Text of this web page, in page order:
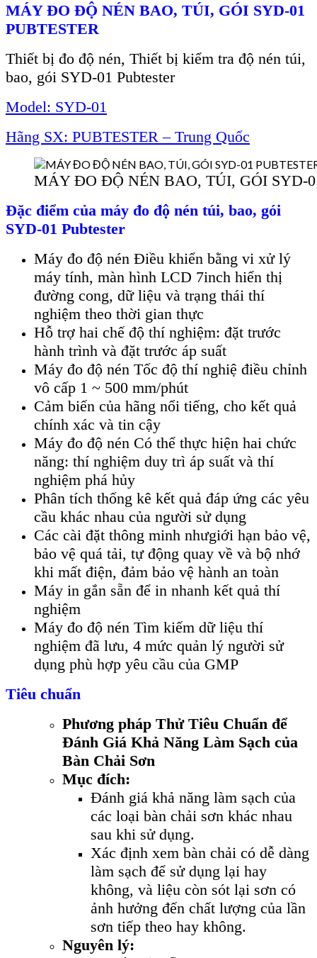
MÁY ĐO ĐỘ NÉN BAO, TÚI, GÓI SYD-01
PUBTESTER
Thiết bị đo độ nén, Thiết bị kiểm tra độ nén túi,
bao, gói SYD-01 Pubtester
Model: SYD-01
Hãng SX: PUBTESTER – Trung Quốc
MÁY ĐO ĐỘ NÉN BAO, TÚI, GÓI SYD-
Đặc điểm của máy đo độ nén túi, bao, gói
SYD-01 Pubtester
Máy đo độ nén Điều khiển bằng vi xử lý
máy tính, màn hình LCD 7inch hiển thị
đường cong, dữ liệu và trạng thái thí
nghiệm theo thời gian thực
Hỗ trợ hai chế độ thí nghiệm: đặt trước
hành trình và đặt trước áp suất
Máy đo độ nén Tốc độ thí nghiệ điều chỉnh
vô cấp 1 ~ 500 mm/phút
Cảm biến của hãng nổi tiếng, cho kết quả
chính xác và tin cậy
Máy đo độ nén Có thể thực hiện hai chức
năng: thí nghiệm duy trì áp suất và thí
nghiệm phá hủy
Phân tích thống kê kết quả đáp ứng các yêu
cầu khác nhau của người sử dụng
Các cài đặt thông minh nhưgiới hạn bảo vệ,
bảo vệ quá tải, tự động quay về và bộ nhớ
khi mất điện, đảm bảo vệ hành an toàn
Máy in gắn sẵn để in nhanh kết quả thí
nghiệm
Máy đo độ nén Tìm kiếm dữ liệu thí
nghiệm đã lưu, 4 mức quản lý người sử
dụng phù hợp yêu cầu của GMP
Tiêu chuẩn
Phương pháp Thử Tiêu Chuẩn để
Đánh Giá Khả Năng Làm Sạch của
Bàn Chải Sơn
Mục đích:
Đánh giá khả năng làm sạch của
các loại bàn chải sơn khác nhau
sau khi sử dụng.
Xác định xem bàn chải có dễ dàng
làm sạch để sử dụng lại hay
không, và liệu còn sót lại sơn có
ảnh hưởng đến chất lượng của lần
sơn tiếp theo hay không.
Nguyên lý: